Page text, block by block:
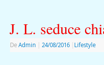
J. L. seduce
De Admin 24/08/2016 Lifestyle